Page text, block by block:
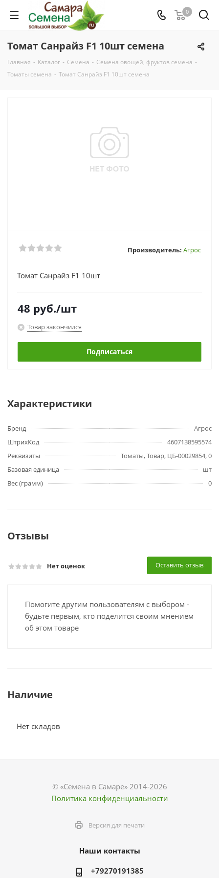
0
Томат Санрайз F1 10шт семена
Главная - Каталог - Семена - Семена овощей, фруктов семена -
Томаты семена - Томат Санрайз F1 10шт семена
Производитель: Агрос
Томат Санрайз F1 10шт
48 руб./шт
Товар закончился
Подписаться
Характеристики
Бренд
Агрос
ШтрихКод
4607138595574
Реквизиты
Томаты, Товар, ЦБ-00029854, 0
Базовая единица
шт
Вес (грамм)
0
Отзывы
Нет оценок Оставить отзыв
Помогите другим пользователям с выбором -
будьте первым, кто поделится своим мнением
об этом товаре
Наличие
Нет складов
© «Семена в Самаре» 2014-2026
Политика конфиденциальности
Версия для печати
Наши контакты
+79270191385